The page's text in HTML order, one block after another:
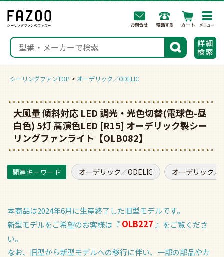
検索
シーリングファンTOP オーデリック／ODELIC
大風量 傾斜対応 LED 調光・光色切替(電球色-昼
白色) 5灯 高演色LED [R15] オーデリック製シー
リングファンライト【OLB082】
オーデリック／ODELIC オーデリック／
本商品は2024年6月に生産終了した旧型モデルです。
新型モデルをご希望のお客様は『 OLB227 』をご覧くださ
い。
なお、旧型から新型モデルへの移行に伴い、一部の部品やカ